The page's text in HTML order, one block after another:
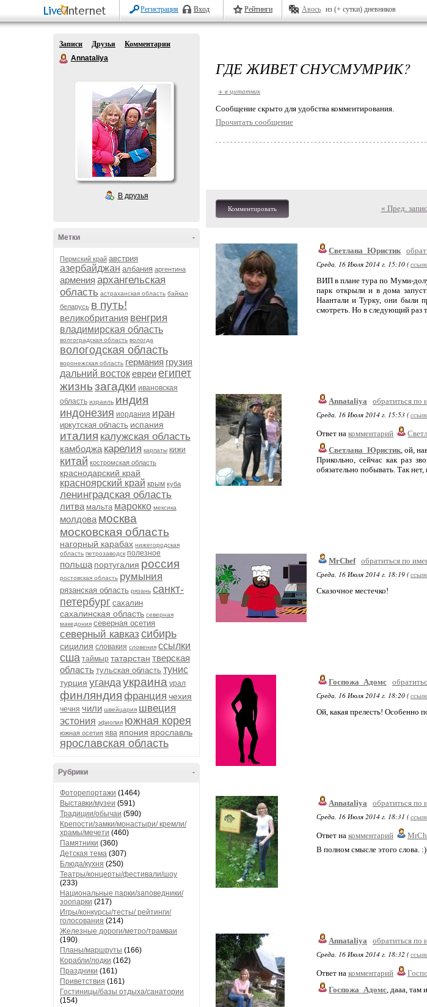
Регистрация Вход Рейтинги Авось из (+ сутки) дневников
Записи Друзья
Комментарии
Annataliya
В друзья
-
Метки
Пермский край австрия
азербайджан албания аргентина
армения архангельская
область астраханская область байкал
беларусь в путь!
великобритания венгрия
владимирская область
волгоградская область вологда
вологодская область
воронежская область германия грузия
дальний востокевреиегипет
жизньзагадки ивановская
область израиль индия
индонезия иордания иран
иркутская область испания
италия калужская область
камбоджа карелия карпаты кижи
китай костромская область
краснодарский край
красноярский край крым куба
ленинградская область
литва мальта марокко мексика
молдова москва
московская область
нагорный карабах нижегородская
область петрозаводск полезное
польша португалия россия
ростовская область румыния
рязанская область рязань санкт-
петербург сахалин
сахалинская область северная
македония северная осетия
северный кавказ сибирь
сицилия словакия словения ссылки
сша таймыр татарстан тверская
область тульская область тунис
турция угандаукраина урал
финляндия франция чехия
чечня чили швейцария швеция
эстония эфиопия южная корея
южная осетия ява япония ярославль
ярославская область
-
Рубрики
Фоторепортажи (1464)
Выставки/музеи (591)
Традиции/обычаи (590)
Крепости/замки/монастыри/ кремли/
храмы/мечети (460)
Памятники (360)
Детская тема (307)
Блюда/кухня (250)
Театры/концерты/фестивали/шоу
(233)
Национальные парки/заповедники/
зоопарки (217)
Игры/конкурсы/тесты/ рейтинги/
голосования (214)
Железные дороги/метро/трамваи
(190)
Планы/маршруты (166)
Корабли/лодки (162)
Праздники (161)
Приветствия (161)
Гостиницы/базы отдыха/санатории
(154)
ГДЕ ЖИВЕТ СНУСМУМРИК?
+ в цитатник
Cообщение скрыто для удобства комментирования.
Прочитать сообщение
Комментировать « Пред.
Светлана_Юристик
Среда, 16 Июля 2014 г. 15:10 (
ВИП в плане тура по Муми-
парк открыли и в дома
Наантали и Турку, они были
смотреть. Но в следующий раз
Annataliya
обратиться по
Среда, 16 Июля 2014 г. 15:53 (
Ответ на комментарий
Светлана_Юристик, ой,
Прикольно, сейчас как раз
обязательно побывать. Так
MrChef обратиться по
Среда, 16 Июля 2014 г. 18:19 (
Сказочное местечко!
Госпожа_Адомс
Среда, 16 Июля 2014 г. 18:20 (
Ой, какая прелесть! Особенно
Annataliya
обратиться по
Среда, 16 Июля 2014 г. 18:31 (
Ответ на комментарий
В полном смысле этого слова. :)
Annataliya
обратиться по
Среда, 16 Июля 2014 г. 18:32 (
Ответ на комментарий
Госпожа_Адомс, дааа, там